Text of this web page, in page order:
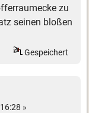
zu
seinen bloßen
Gespeichert
»